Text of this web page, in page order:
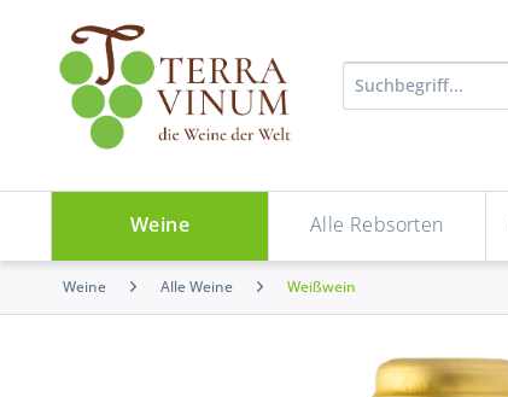
Weine Alle Rebsorten
Weine Alle Weine Weißwein